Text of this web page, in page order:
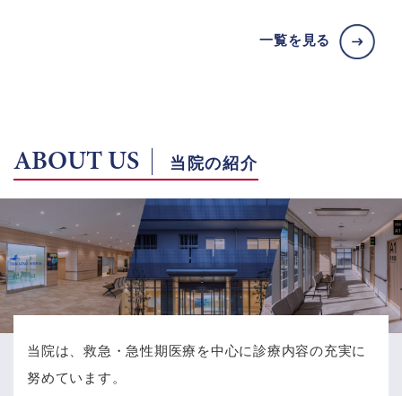
一覧を見る
ABOUT US 当院の紹介
当院は、救急・急性期医療を中心に診療内容の充実に
努めています。